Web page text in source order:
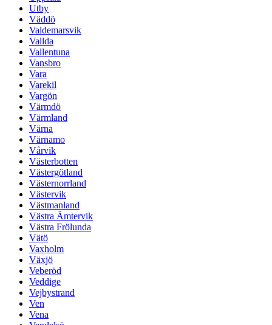
Utby
Väddö
Valdemarsvik
Vallda
Vallentuna
Vansbro
Vara
Varekil
Vargön
Värmdö
Värmland
Värna
Värnamo
Vårvik
Västerbotten
Västergötland
Västernorrland
Västervik
Västmanland
Västra Ämtervik
Västra Frölunda
Vätö
Vaxholm
Växjö
Veberöd
Veddige
Vejbystrand
Ven
Vena